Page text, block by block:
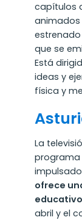
capítulos
animados
que se
Está
ideas y
física y
La
programa
ofrece
educativo
abril y el